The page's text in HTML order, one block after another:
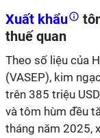
Xuất khẩu
thuế quan
Theo số liệu của
(VASEP), kim
trên 385 triệu
và tôm hùm đều
tháng năm 2025,